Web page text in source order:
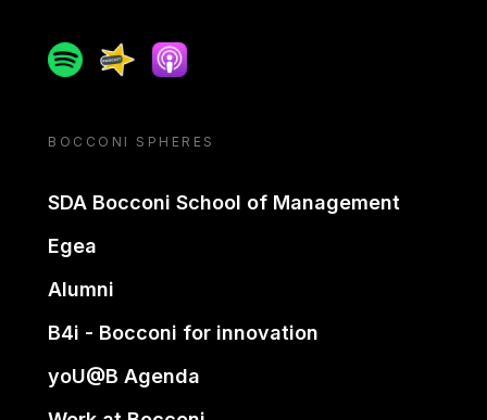
SpotifySpreakerApple podcast
BOCCONI SPHERES
SDA Bocconi School of Management
Egea
Alumni
B4i - Bocconi for innovation
yoU@B Agenda